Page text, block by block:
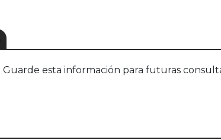
esta información para futuras